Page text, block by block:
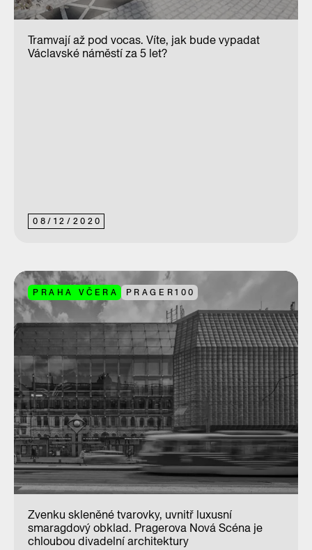
08/ 12/ 2020
Tramvají až pod vocas. Víte, jak bude vypadat
Václavské náměstí za 5 let?
PRAHA VČERA PRAGER100
Zvenku skleněné tvarovky, uvnitř luxusní
smaragdový obklad. Pragerova Nová Scéna je
chloubou divadelní architektury